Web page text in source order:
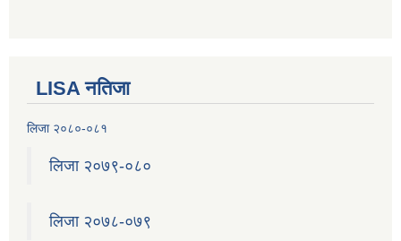
LISA नतिजा
लिजा २०८०-०८१
लिजा २०७९-०८०
लिजा २०७८-०७९